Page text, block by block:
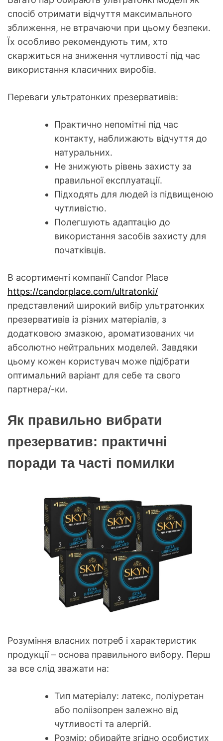
спосіб отримати відчуття максимального
зближення, не втрачаючи при цьому безпеки.
Їх особливо рекомендують тим, хто
скаржиться на зниження чутливості під час
використання класичних виробів.
Переваги ультратонких презервативів:
Практично непомітні під час
контакту, наближають відчуття до
натуральних.
Не знижують рівень захисту за
правильної експлуатації.
Підходять для людей із підвищеною
чутливістю.
Полегшують адаптацію до
використання засобів захисту для
початківців.
В асортименті компанії Candor Place
https://candorplace.com/ultratonki/
представлений широкий вибір ультратонких
презервативів із різних матеріалів, з
додатковою змазкою, ароматизованих чи
абсолютно нейтральних моделей. Завдяки
цьому кожен користувач може підібрати
оптимальний варіант для себе та свого
партнера/-ки.
Як правильно вибрати
презерватив: практичні
поради та часті помилки
Розуміння власних потреб і характеристик
продукції – основа правильного вибору. Перш
за все слід зважати на:
Тип матеріалу: латекс, поліуретан
або поліізопрен залежно від
чутливості та алергій.
Розмір: обирайте згідно особистих